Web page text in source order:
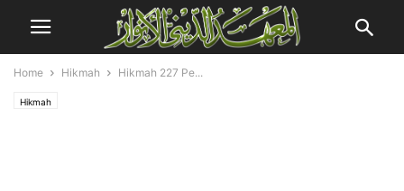
Home Hikmah Hikmah 227 Pe...
Hikmah